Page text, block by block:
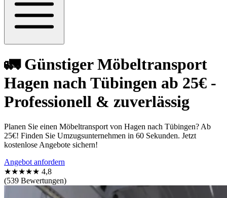
🚛 Günstiger Möbeltransport
Hagen nach Tübingen ab 25€ -
Professionell & zuverlässig
Planen Sie einen Möbeltransport von Hagen nach Tübingen? Ab
25€! Finden Sie Umzugsunternehmen in 60 Sekunden. Jetzt
kostenlose Angebote sichern!
Angebot anfordern
★★★★★ 4,8
(539 Bewertungen)